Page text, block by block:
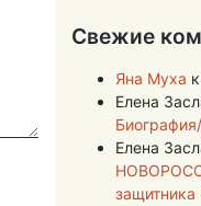
Свежие
Яна Муха
Елена
Елена
защитника